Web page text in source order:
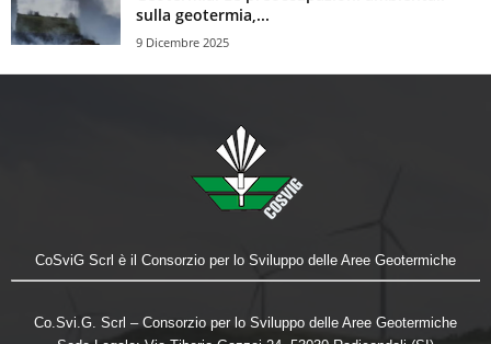
sulla geotermia,...
9 Dicembre 2025
CoSviG Scrl è il Consorzio per lo Sviluppo delle Aree Geotermiche
Co.Svi.G. Scrl – Consorzio per lo Sviluppo delle Aree Geotermiche